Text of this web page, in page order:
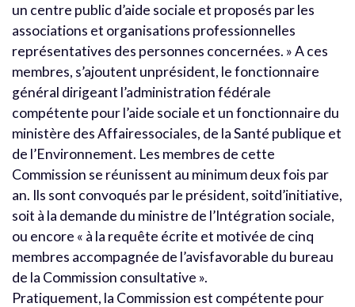
un centre public d’aide sociale et proposés par les
associations et organisations professionnelles
représentatives des personnes concernées. » A ces
membres, s’ajoutent unprésident, le fonctionnaire
général dirigeant l’administration fédérale
compétente pour l’aide sociale et un fonctionnaire du
ministère des Affairessociales, de la Santé publique et
de l’Environnement. Les membres de cette
Commission se réunissent au minimum deux fois par
an. Ils sont convoqués par le président, soitd’initiative,
soit à la demande du ministre de l’Intégration sociale,
ou encore « à la requête écrite et motivée de cinq
membres accompagnée de l’avisfavorable du bureau
de la Commission consultative ».
Pratiquement, la Commission est compétente pour